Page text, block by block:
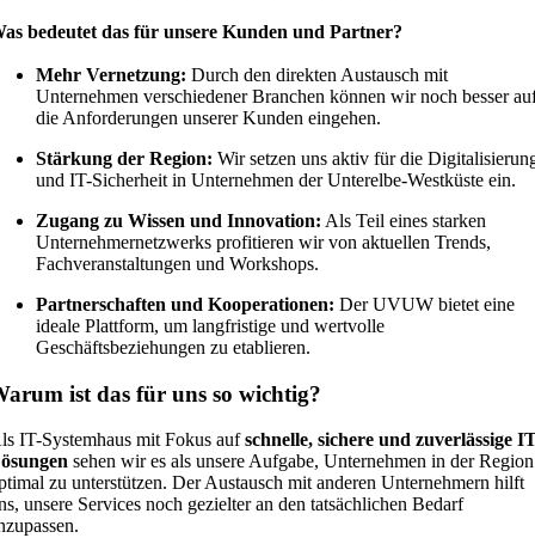
bedeutet das für unsere Kunden und Partner?
Mehr Vernetzung: Durch den direkten Austausch mit
Unternehmen verschiedener Branchen können wir noch besser
die Anforderungen unserer Kunden eingehen.
Stärkung der Region: Wir setzen uns aktiv für die
und IT-Sicherheit in Unternehmen der Unterelbe-Westküste ein.
Zugang zu Wissen und Innovation: Als Teil eines starken
Unternehmernetzwerks profitieren wir von aktuellen Trends,
Fachveranstaltungen und Workshops.
Partnerschaften und Kooperationen: Der UVUW bietet eine
ideale Plattform, um langfristige und wertvolle
Geschäftsbeziehungen zu etablieren.
ist das für uns so wichtig?
IT-Systemhaus mit Fokus aufschnelle, sichere und zuverlässige
sehen wir es als unsere Aufgabe, Unternehmen in der Region
zu unterstützen. Der Austausch mit anderen Unternehmern hilft
unsere Services noch gezielter an den tatsächlichen Bedarf